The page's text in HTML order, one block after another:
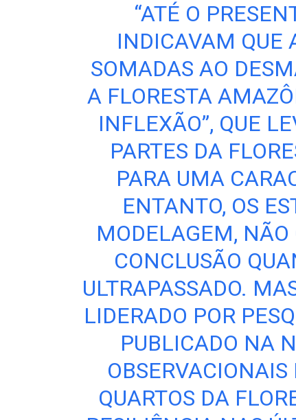
“ATÉ O
INDICAVAM QUE
SOMADAS AO
A FLORESTA
INFLEXÃO”, QUE
PARTES DA
PARA UMA
ENTANTO, OS
MODELAGEM,
CONCLUSÃO
ULTRAPASSADO.
LIDERADO POR
PUBLICADO NA
OBSERVACIONAIS
QUARTOS DA